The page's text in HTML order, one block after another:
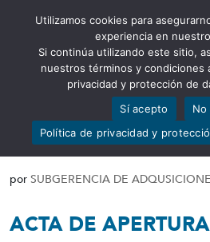
Abrir barra de
RESOLUCIÓN
DESIERTO
por SUBGERENCIA DE
ACTA DE
Utilizamos cookies para
experiencia en
Si continúa utilizando este sitio,
nuestros términos y condiciones
privacidad y protección de
Sí acepto
No
Política de privacidad y